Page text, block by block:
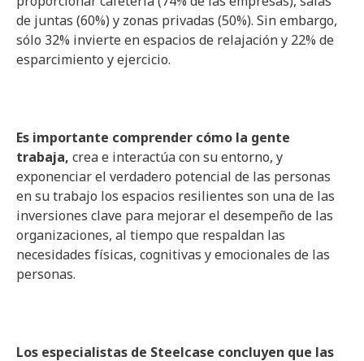
de juntas (60%) y zonas privadas (50%). Sin embargo,
sólo 32% invierte en espacios de relajación y 22% de
esparcimiento y ejercicio.
Es importante comprender cómo la gente
trabaja, crea e interactúa con su entorno, y
exponenciar el verdadero potencial de las personas
en su trabajo los espacios resilientes son una de las
inversiones clave para mejorar el desempeño de las
organizaciones, al tiempo que respaldan las
necesidades físicas, cognitivas y emocionales de las
personas.
Los especialistas de Steelcase concluyen que las